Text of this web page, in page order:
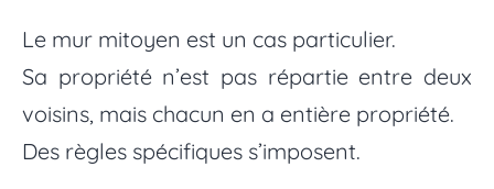
Le mur mitoyen est un cas particulier.
Sa propriété n’est pas répartie entre deux
voisins, mais chacun en a entière propriété.
Des règles spécifiques s’imposent.